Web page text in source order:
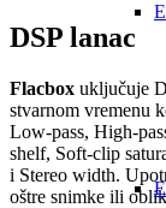
DSP lanac
Flacbox uključuje
stvarnom vremenu
Low-pass, High-
shelf, Soft-clip
i Stereo width.
oštre snimke ili